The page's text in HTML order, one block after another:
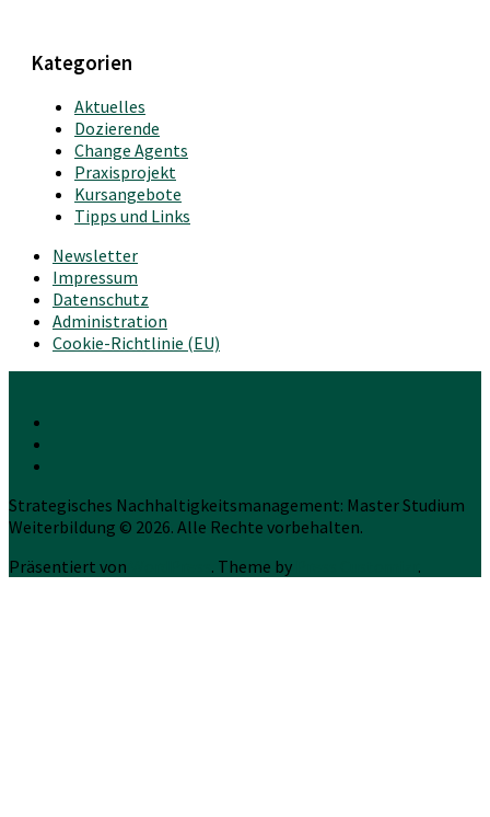
Kategorien
Aktuelles
Dozierende
Change Agents
Praxisprojekt
Kursangebote
Tipps und Links
Newsletter
Impressum
Datenschutz
Administration
Cookie-Richtlinie (EU)
Strategisches Nachhaltigkeitsmanagement: Master Studium
Weiterbildung © 2026. Alle Rechte vorbehalten.
Präsentiert von
. Theme by .